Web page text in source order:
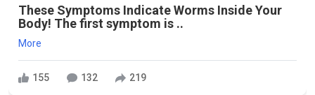
These Symptoms Indicate Worms Inside Your
Body! The first symptom is ..
More
155 132 219